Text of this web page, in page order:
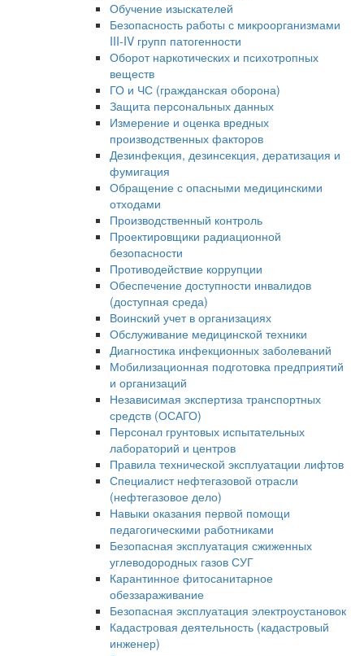
Обучение изыскателей
Безопасность работы с микроорганизмами
III-IV групп патогенности
Оборот наркотических и психотропных
веществ
ГО и ЧС (гражданская оборона)
Защита персональных данных
Измерение и оценка вредных
производственных факторов
Дезинфекция, дезинсекция, дератизация и
фумигация
Обращение с опасными медицинскими
отходами
Производственный контроль
Проектировщики радиационной
безопасности
Противодействие коррупции
Обеспечение доступности инвалидов
(доступная среда)
Воинский учет в организациях
Обслуживание медицинской техники
Диагностика инфекционных заболеваний
Мобилизационная подготовка предприятий
и организаций
Независимая экспертиза транспортных
средств (ОСАГО)
Персонал грунтовых испытательных
лабораторий и центров
Правила технической эксплуатации лифтов
Специалист нефтегазовой отрасли
(нефтегазовое дело)
Навыки оказания первой помощи
педагогическими работниками
Безопасная эксплуатация сжиженных
углеводородных газов СУГ
Карантинное фитосанитарное
обеззараживание
Безопасная эксплуатация электроустановок
Кадастровая деятельность (кадастровый
инженер)